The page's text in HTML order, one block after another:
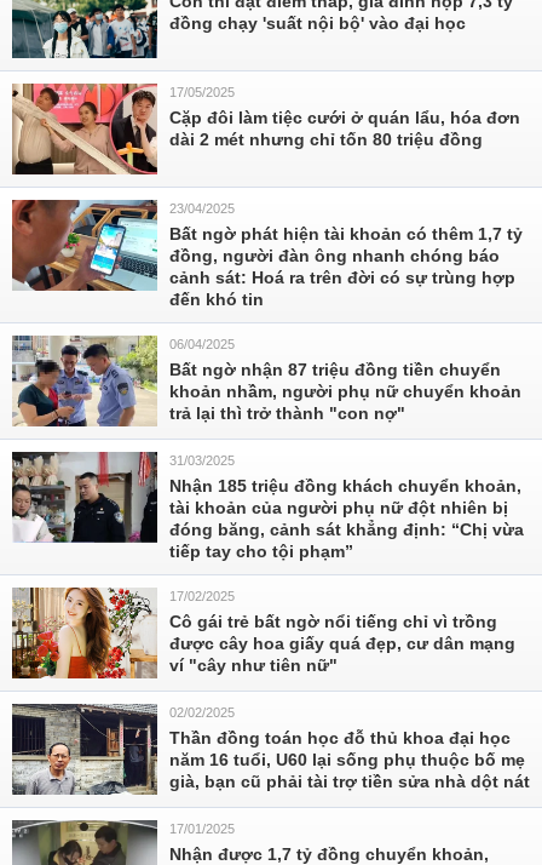
đồng chạy 'suất nội bộ' vào đại học
17/05/2025
Cặp đôi làm tiệc cưới ở quán lẩu, hóa đơn
dài 2 mét nhưng chỉ tốn 80 triệu đồng
23/04/2025
Bất ngờ phát hiện tài khoản có thêm 1,7 tỷ
đồng, người đàn ông nhanh chóng báo
cảnh sát: Hoá ra trên đời có sự trùng hợp
đến khó tin
06/04/2025
Bất ngờ nhận 87 triệu đồng tiền chuyển
khoản nhầm, người phụ nữ chuyển khoản
trả lại thì trở thành "con nợ"
31/03/2025
Nhận 185 triệu đồng khách chuyển khoản,
tài khoản của người phụ nữ đột nhiên bị
đóng băng, cảnh sát khẳng định: “Chị vừa
tiếp tay cho tội phạm”
17/02/2025
Cô gái trẻ bất ngờ nổi tiếng chỉ vì trồng
được cây hoa giấy quá đẹp, cư dân mạng
ví "cây như tiên nữ"
02/02/2025
Thần đồng toán học đỗ thủ khoa đại học
năm 16 tuổi, U60 lại sống phụ thuộc bố mẹ
già, bạn cũ phải tài trợ tiền sửa nhà dột nát
17/01/2025
Nhận được 1,7 tỷ đồng chuyển khoản,